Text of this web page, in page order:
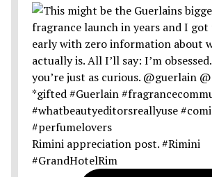
Rimini appreciation post. #Rimini
#GrandHotelRim